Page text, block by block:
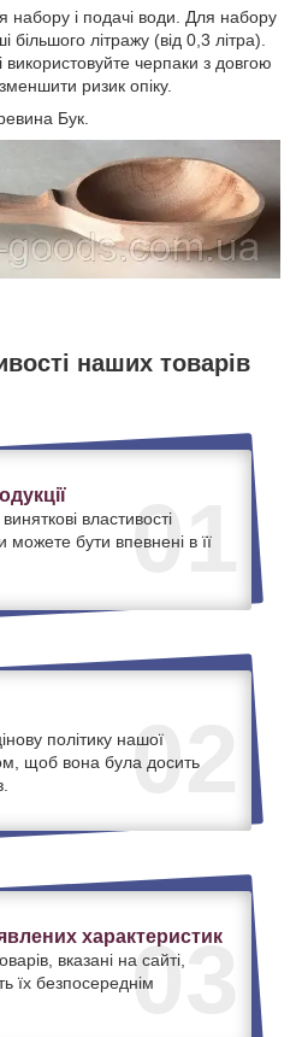
набору і подачі води. Для набору
більшого літражу (від 0,3 літра).
черпаки з довгою
ризик опіку.
Бук.
наших товарів
01
властивості
можете бути впевнені в її
02
політику нашої
щоб вона була досить
03
характеристик
вказані на сайті,
їх безпосереднім